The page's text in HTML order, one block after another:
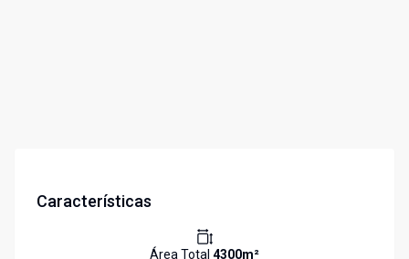
Características
Área Total 4300m²